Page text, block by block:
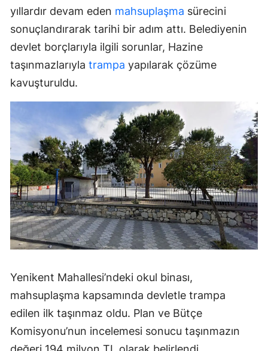
yıllardır devam eden mahsuplaşma sürecini
sonuçlandırarak tarihi bir adım attı. Belediyenin
devlet borçlarıyla ilgili sorunlar, Hazine
taşınmazlarıyla trampa yapılarak çözüme
kavuşturuldu.
Yenikent Mahallesi’ndeki okul binası,
mahsuplaşma kapsamında devletle trampa
edilen ilk taşınmaz oldu. Plan ve Bütçe
Komisyonu’nun incelemesi sonucu taşınmazın